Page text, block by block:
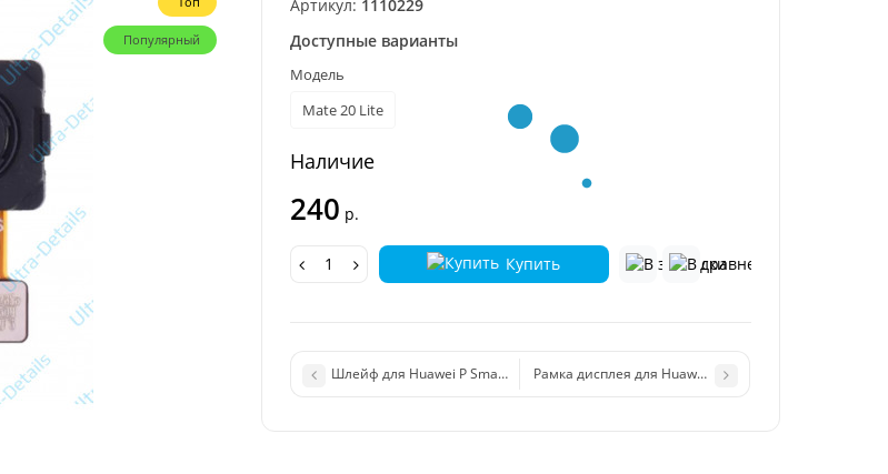
Популярный
Артикул: 1110229
Доступные варианты
Модель
Mate 20 Lite
Наличие
240 р.
Купить
Шлейф для Huawei P Smart 2019 кнопки включения/громкости
Рамка дисплея для Huawei Honor 7A черный